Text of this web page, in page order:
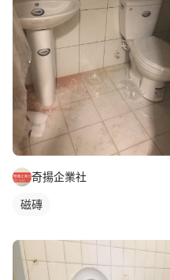
奇揚企業社
磁磚